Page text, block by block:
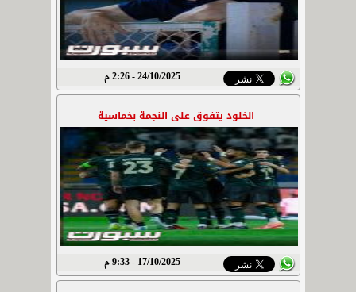
24/10/2025 - 2:26 م
الخلود يتفوق على النجمة بخماسية
17/10/2025 - 9:33 م